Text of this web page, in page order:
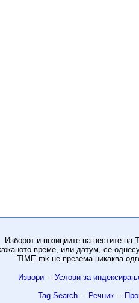
Изборот и позициите на вестите на
време, или датум, се
TIME.mk не презема никаква
Извори - Услови за
Tag Search - Речник -